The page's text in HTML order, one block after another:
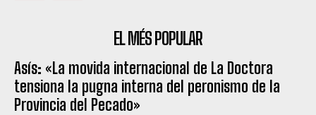
EL MÉS POPULAR
Asís: «La movida internacional de La Doctora
tensiona la pugna interna del peronismo de la
Provincia del Pecado»